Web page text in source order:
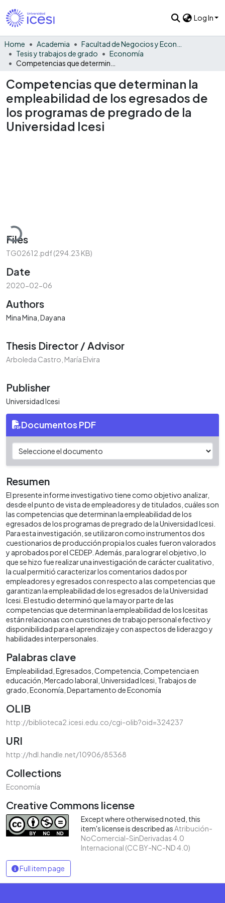
Log In
Home Academia
Tesis y trabajos de grado
Economía
Competencias que determinan la
empleabilidad de los egresados de
los programas de pregrado de la
Universidad Icesi
Loading...
Files
TG02612.pdf(294.23 KB)
Date
2020-02-06
Authors
Mina Mina, Dayana
Thesis Director / Advisor
Arboleda Castro, María Elvira
Publisher
Universidad Icesi
Documentos PDF
Resumen
El presente informe investigativo tiene como objetivo analizar,
desde el punto de vista de empleadores y de titulados, cuáles son
las competencias que determinan la empleabilidad de los
egresados de los programas de pregrado de la Universidad Icesi.
Para esta investigación, se utilizaron como instrumentos dos
cuestionarios de producción propia los cuales fueron valorados
y aprobados por el CEDEP. Además, para lograr el objetivo, lo
que se hizo fue realizar una investigación de carácter cualitativo,
la cual permitió caracterizar los comentarios dados por
empleadores y egresados con respecto a las competencias que
garantizan la empleabilidad de los egresados de la Universidad
Icesi. El estudio determinó que la mayor parte de las
competencias que determinan la empleabilidad de los Icesitas
están relacionas con cuestiones de trabajo personal efectivo y
disponibilidad para el aprendizaje y con aspectos de liderazgo y
habilidades interpersonales.
Palabras clave
Empleabilidad Egresados Competencia Competencia en
educación Mercado laboral Universidad Icesi Trabajos de
grado Economía Departamento de Economía
OLIB
http://biblioteca2.icesi.edu.co/cgi-olib?oid=324237
URI
http://hdl.handle.net/10906/85368
Collections
Economía
Creative Commons license
Except where otherwised noted, this
item's license is described asAtribución-
NoComercial-SinDerivadas 4.0
Internacional (CC BY-NC-ND 4.0)
Full item page